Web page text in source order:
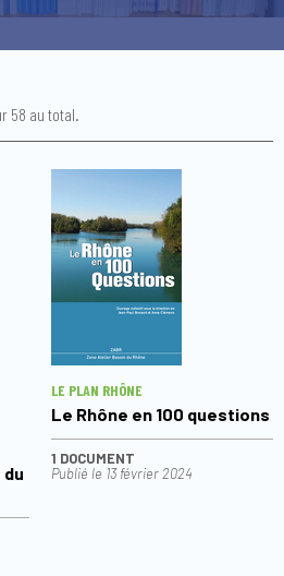
58 au total.
LE PLAN RHÔNE
Le Rhône en 100 questions
1 DOCUMENT
Publié le 13 février 2024